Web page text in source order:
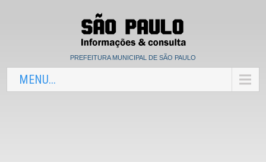
PREFEITURA MUNICIPAL DE SÃO PAULO
MENU...